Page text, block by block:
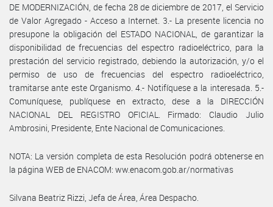
DE MODERNIZACIÓN, de fecha 28 de diciembre de 2017, el Servicio
de Valor Agregado - Acceso a Internet. 3.- La presente licencia no
presupone la obligación del ESTADO NACIONAL, de garantizar la
disponibilidad de frecuencias del espectro radioeléctrico, para la
prestación del servicio registrado, debiendo la autorización, y/o el
permiso de uso de frecuencias del espectro radioeléctrico,
tramitarse ante este Organismo. 4.- Notifíquese a la interesada. 5.-
Comuníquese, publíquese en extracto, dese a la DIRECCIÓN
NACIONAL DEL REGISTRO OFICIAL. Firmado: Claudio Julio
Ambrosini, Presidente, Ente Nacional de Comunicaciones.
NOTA: La versión completa de esta Resolución podrá obtenerse en
la página WEB de ENACOM: ww.enacom.gob.ar/normativas
Silvana Beatriz Rizzi, Jefa de Área, Área Despacho.